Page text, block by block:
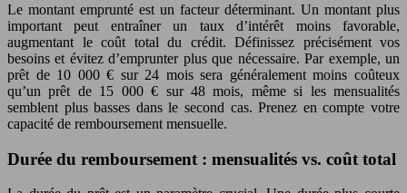
Le montant emprunté est un facteur déterminant. Un montant plus
important peut entraîner un taux d’intérêt moins favorable,
augmentant le coût total du crédit. Définissez précisément vos
besoins et évitez d’emprunter plus que nécessaire. Par exemple, un
prêt de 10 000 € sur 24 mois sera généralement moins coûteux
qu’un prêt de 15 000 € sur 48 mois, même si les mensualités
semblent plus basses dans le second cas. Prenez en compte votre
capacité de remboursement mensuelle.
Durée du remboursement : mensualités vs. coût total